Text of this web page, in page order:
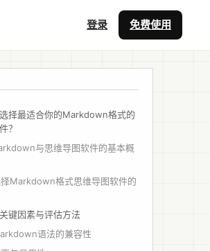
登录 免费使用
择最适合你的Markdown格式的
？
与思维导图软件的基本概
Markdown格式思维导图软件的
键因素与评估方法
语法的兼容性